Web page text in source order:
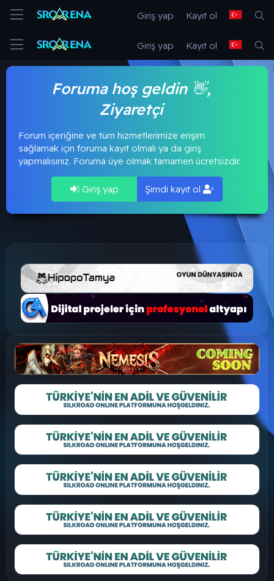
Giriş yap Kayıt ol
Giriş yap Kayıt ol
Foruma hoş geldin 👋,
Ziyaretçi
Forum içeriğine ve tüm hizmetlerimize erişim
sağlamak için foruma kayıt olmalı ya da giriş
yapmalısınız. Foruma üye olmak tamamen ücretsizdir.
Giriş yap Şimdi kayıt ol